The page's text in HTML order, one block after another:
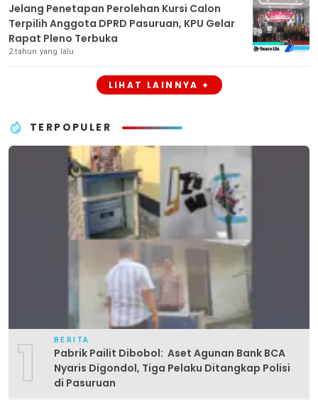
Jelang Penetapan Perolehan Kursi Calon
Terpilih Anggota DPRD Pasuruan, KPU Gelar
Rapat Pleno Terbuka
2 tahun yang lalu
LIHAT LAINNYA +
TERPOPULER
1 BERITA
Pabrik Pailit Dibobol: Aset Agunan Bank BCA
Nyaris Digondol, Tiga Pelaku Ditangkap Polisi
di Pasuruan